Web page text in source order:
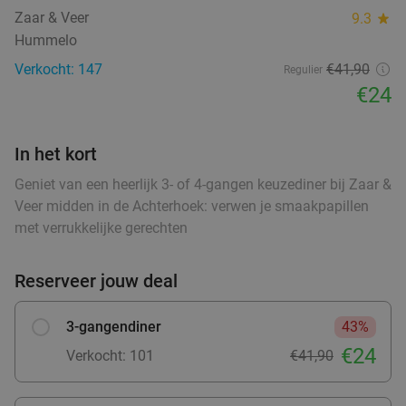
food food
food
food
35%
Warme drank + zoete snack naar keuze (enkel
of 10-strippenkaart) bij SPAR City Enschede
SPAR City Enschede
Zutphen 27 min.directions_car
Verkocht: 183 Regulier €4,55
51%
Strippenkaart of warme drank + appelflap of
koek bij SPAR Arnhem
Za Zo Ma
Zaar & Veer 9.3 star
Hummelo
Verkocht: 147
Regulier €41,90
€24
In het kort
Geniet van een heerlijk 3- of 4-gangen keuzediner bij Zaar &
Veer midden in de Achterhoek: verwen je smaakpapillen
met verrukkelijke gerechten
Reserveer jouw deal
3-gangendiner
43%
Verkocht: 101
€41,90 €24